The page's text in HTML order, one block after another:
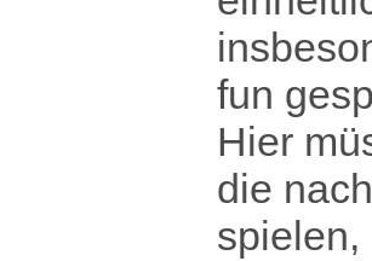
fun
Hier
die
spielen,